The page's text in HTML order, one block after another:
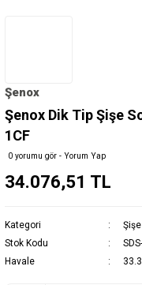
Şenox
Şenox Dik Tip Şişe
1CF
0 yorumu gör - Yorum Yap
34.076,51 TL
Kategori
Stok Kodu
Havale